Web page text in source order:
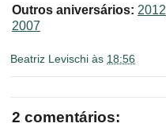
Outros aniversários: 2012
2007
Beatriz Levischi às 18:56
2 comentários: